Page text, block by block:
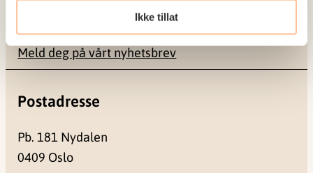
Ikke tillat
Seminarer og arrangementer
Meld deg på vårt nyhetsbrev
Postadresse
Pb. 181 Nydalen
0409 Oslo